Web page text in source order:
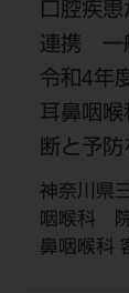
口腔疾
連携 一
令和4年
耳鼻咽
断と予防
神奈川県
咽喉科 院
鼻咽喉科